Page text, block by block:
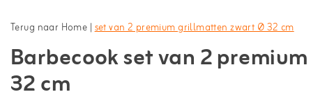
Terug naar Home |set van 2 premium grillmatten zwart Ø 32 cm
Barbecook set van 2